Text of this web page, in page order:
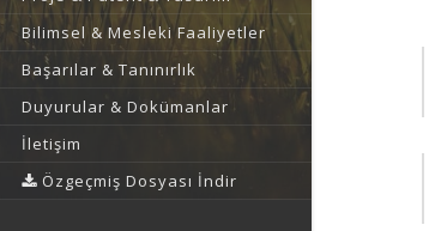
Bilimsel & Mesleki Faaliyetler
Başarılar & Tanınırlık
Duyurular & Dokümanlar
İletişim
Özgeçmiş Dosyası İndir